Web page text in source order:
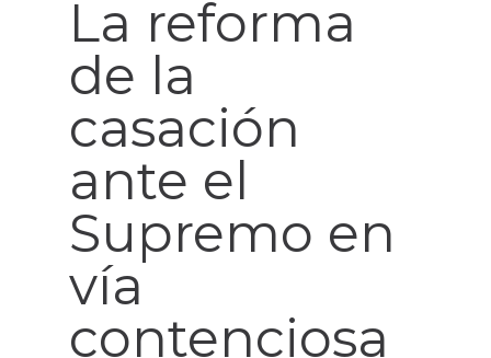
La reforma
de la
casación
ante el
Supremo en
vía
contenciosa